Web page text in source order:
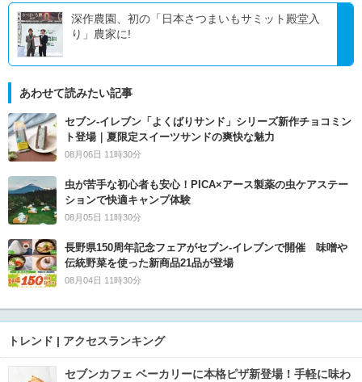
深作農園、初の「日本さつまいもサミット殿堂入
り」農家に!
あわせて読みたい記事
セブン‐イレブン「よくばりサンド」シリーズ新作チョコミン
ト登場｜夏限定スイーツサンドの爽快な魅力
08月06日 11時30分
虫が苦手な初心者も安心！PICA×アース製薬の虫ケアステー
ションで快適キャンプ体験
08月05日 11時30分
長野県150周年記念フェアがセブン-イレブンで開催 味噌や
伝統野菜を使った新商品21品が登場
08月04日 11時30分
トレンド | アクセスランキング
セブンカフェ ベーカリーに本格ピザ新登場！手軽に味わ